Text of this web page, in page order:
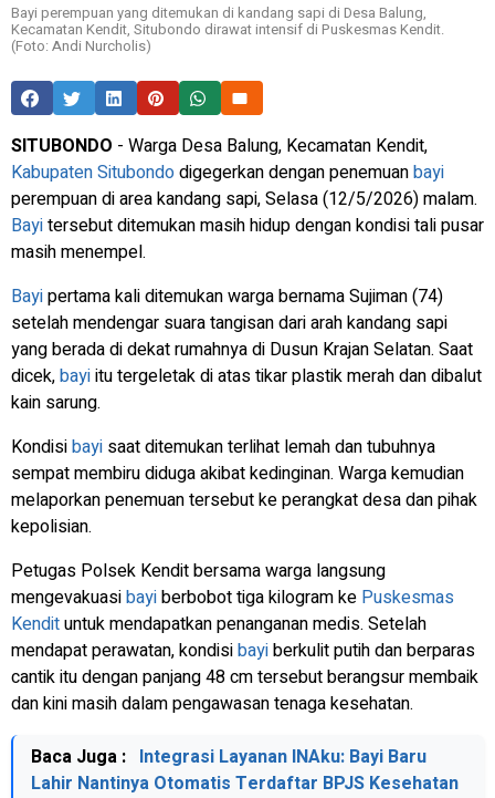
Bayi perempuan yang ditemukan di kandang sapi di Desa Balung,
Kecamatan Kendit, Situbondo dirawat intensif di Puskesmas Kendit.
(Foto: Andi Nurcholis)
SITUBONDO - Warga Desa Balung, Kecamatan Kendit,
Kabupaten Situbondodigegerkan dengan penemuanbayi
perempuan di area kandang sapi, Selasa (12/5/2026) malam.
Bayitersebut ditemukan masih hidup dengan kondisi tali pusar
masih menempel.
Bayipertama kali ditemukan warga bernama Sujiman (74)
setelah mendengar suara tangisan dari arah kandang sapi
yang berada di dekat rumahnya di Dusun Krajan Selatan. Saat
dicek,bayiitu tergeletak di atas tikar plastik merah dan dibalut
kain sarung.
Kondisibayi saat ditemukan terlihat lemah dan tubuhnya
sempat membiru diduga akibat kedinginan. Warga kemudian
melaporkan penemuan tersebut ke perangkat desa dan pihak
kepolisian.
Petugas Polsek Kendit bersama warga langsung
mengevakuasibayiberbobot tiga kilogram ke Puskesmas
Kendituntuk mendapatkan penanganan medis. Setelah
mendapat perawatan, kondisibayiberkulit putih dan berparas
cantik itu dengan panjang 48 cm tersebut berangsur membaik
dan kini masih dalam pengawasan tenaga kesehatan.
Baca Juga : Integrasi Layanan INAku: Bayi Baru
Lahir Nantinya Otomatis Terdaftar BPJS Kesehatan